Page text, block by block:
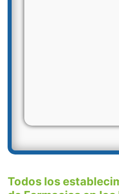
Todos los